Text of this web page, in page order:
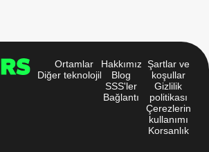
Ortamlar
Diğer teknolojiler
Hakkımızda
Blog
SSS'ler
Bağlantı
Şartlar ve
koşullar
Gizlilik
politikası
Çerezlerin
kullanımı
Korsanlık